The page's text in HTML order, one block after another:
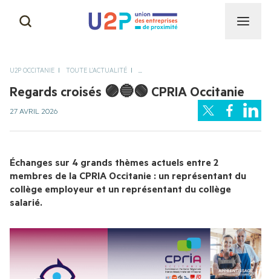
NOTRE HISTOIRE & NOS
NOTRE ÉQUIPE
CGAD
UNAPL
AUTRES ACTIVITÉS DE
PROXIMITÉ
U2P OCCITANIE TOUTE L’ACTUALITÉ ...
Regards croisés 🟣🔵🟢 CPRIA Occitanie
27 AVRIL 2026
Échanges sur 4 grands thèmes actuels entre 2
membres de la CPRIA Occitanie : un représentant du
collège employeur et un représentant du collège
salarié.